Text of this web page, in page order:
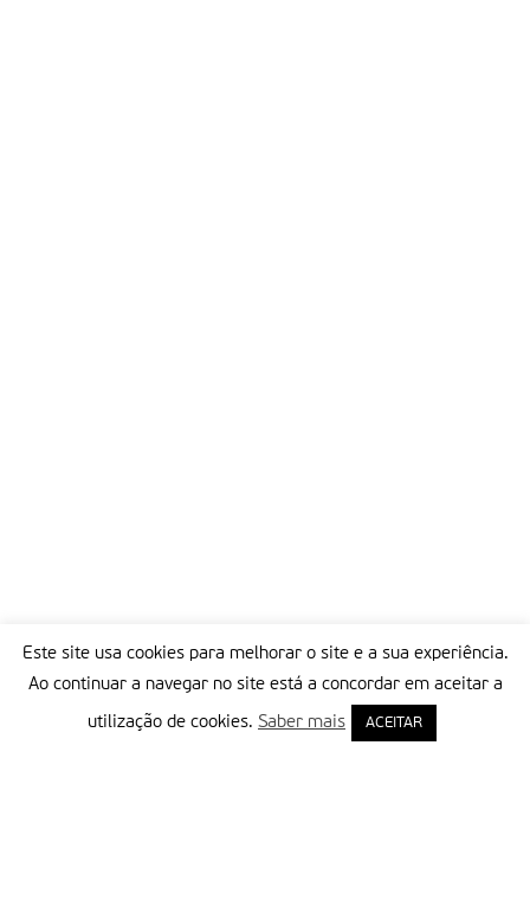
Este site usa cookies para melhorar o site e a sua experiência.
Ao continuar a navegar no site está a concordar em aceitar a
utilização de cookies. Saber mais ACEITAR